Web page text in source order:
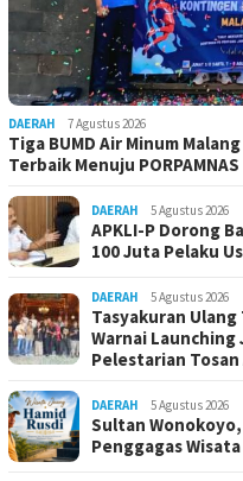
DAERAH 7 Agustus 2026
Tiga BUMD Air Minum
Terbaik Menuju PORPAMNAS
DAERAH 5 Agustus 2026
APKLI-P Dorong
100 Juta Pelaku
DAERAH 5 Agustus 2026
Tasyakuran
Warnai
Pelestarian
DAERAH 5 Agustus 2026
Sultan
Penggagas